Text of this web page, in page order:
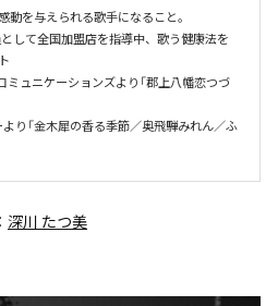
動を与えられる歌手になること。
して全国加盟店を指導中、歌う健康法を
ミュニケーションズより「郡上八幡恋つづ
り「金木犀の香る季節／奥飛騨みれん／ふ
深川 たつ美